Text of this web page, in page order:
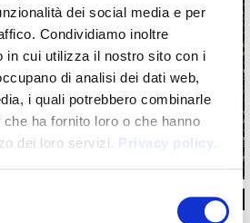
dei social media e per
Condividiamo inoltre
in cui utilizza il nostro sito con i
di analisi dei dati web,
i quali potrebbero combinarle
ha fornito loro o che hanno
dei loro servizi. Privacy policy.